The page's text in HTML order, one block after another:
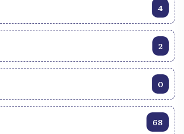
4
2
0
68